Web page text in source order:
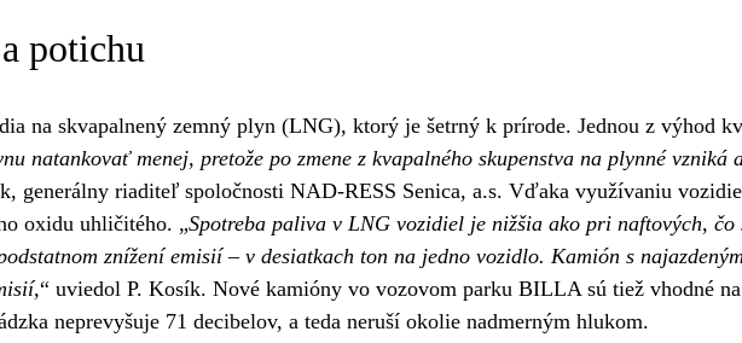
potichu
na skvapalnený zemný plyn (LNG), ktorý je šetrný k prírode. Jednou z výhod
natankovať menej, pretože po zmene z kvapalného skupenstva na plynné
generálny riaditeľ spoločnosti NAD-RESS Senica, a.s. Vďaka využívaniu
oxidu uhličitého. „Spotreba paliva v LNG vozidiel je nižšia ako pri naftových,
znížení emisií – v desiatkach ton na jedno vozidlo. Kamión s
“ uviedol P. Kosík. Nové kamióny vo vozovom parku BILLA sú tiež vhodné
neprevyšuje 71 decibelov, a teda neruší okolie nadmerným hlukom.